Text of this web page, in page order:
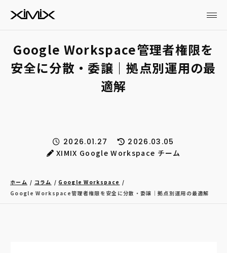
Google Workspace管理者権限を
安全に分散・委譲｜拠点別運用の最
適解
2026.01.27
2026.03.05
XIMIX Google Workspace チーム
ホーム コラム
Google Workspace
Google Workspace管理者権限を安全に分散・委譲｜拠点別運用の最適解